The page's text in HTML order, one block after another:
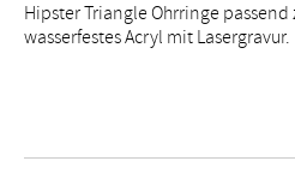
Hipster Triangle Ohrringe passend
wasserfestes Acryl mit Lasergravur.